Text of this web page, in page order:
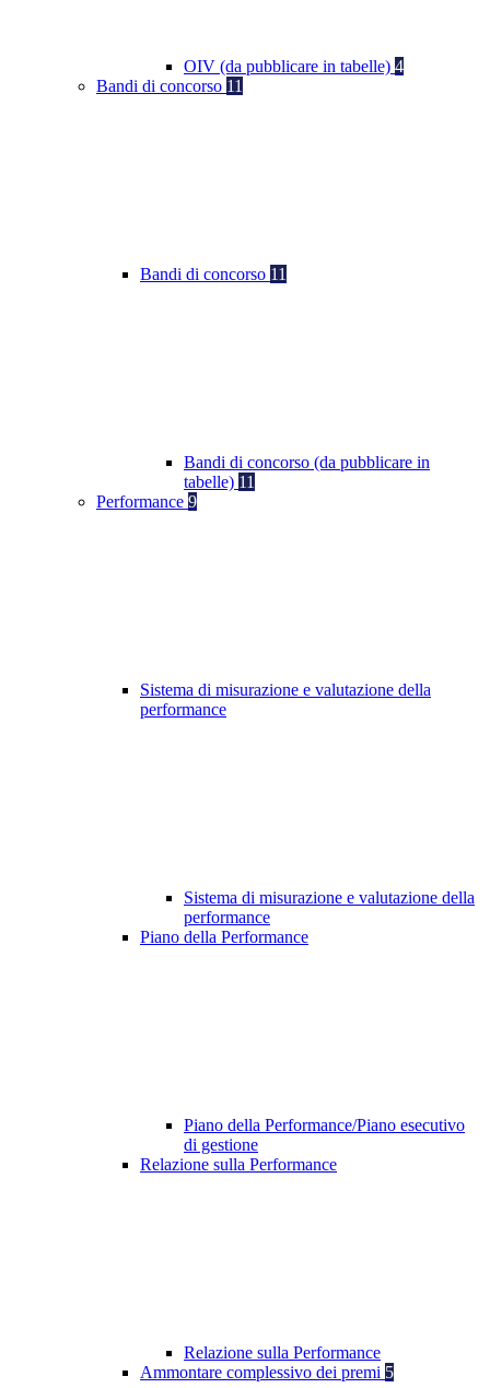
OIV (da pubblicare in tabelle) 4
Bandi di concorso 11
Bandi di concorso 11
Bandi di concorso (da pubblicare in
tabelle) 11
Performance 9
Sistema di misurazione e valutazione della
performance
Sistema di misurazione e valutazione della
performance
Piano della Performance
Piano della Performance/Piano esecutivo
di gestione
Relazione sulla Performance
Relazione sulla Performance
Ammontare complessivo dei premi 5